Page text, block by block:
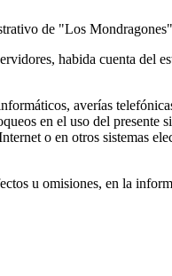
de "Los
habida cuenta del
averías
en el uso del presente
o en otros sistemas
u omisiones, en la